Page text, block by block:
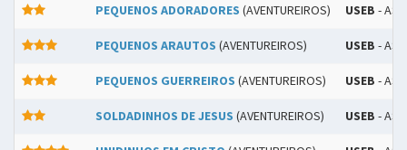
PEQUENOS ADORADORES (AVENTUREIROS) USEB -
PEQUENOS ARAUTOS (AVENTUREIROS) USEB -
PEQUENOS GUERREIROS (AVENTUREIROS) USEB -
SOLDADINHOS DE JESUS (AVENTUREIROS) USEB -